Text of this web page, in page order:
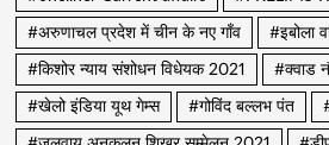
#अरुणाचल प्रदेश में चीन के नए गाँव #इबोला
#किशोर न्याय संशोधन विधेयक 2021 #क्वाड
#खेलो इंडिया यूथ गेम्स #गोविंद बल्लभ पंत